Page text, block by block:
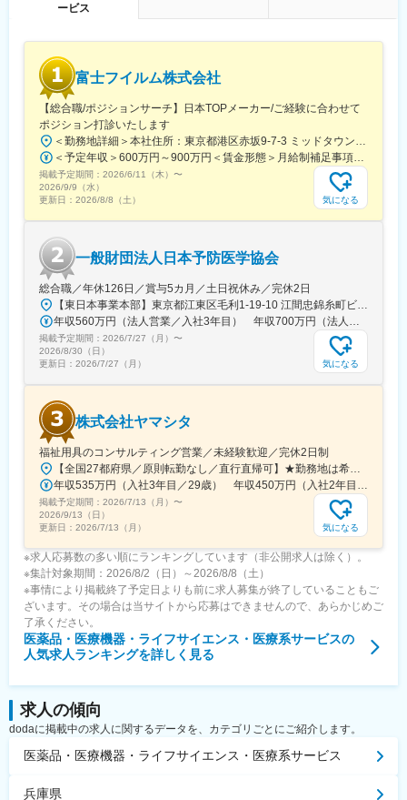
ービス
富士フイルム株式会社
【総合職/ポジションサーチ】日本TOPメーカー/ご経験に合わせて
ポジション打診いたします
＜勤務地詳細＞本社住所：東京都港区赤坂9-7-3 ミッドタウン・ウェスト勤務地最寄駅：東京メトロ日比谷線／都営大江戸線／六本木駅受動喫煙対策：敷地内全面禁煙
＜予定年収＞600万円～900万円＜賃金形態＞月給制補足事項なし＜賃金内訳＞月額（基本給）：300,000円～500,000円＜月給＞300,000円～500,000円＜昇給有無＞有＜残業手当＞有賃金はあくまでも目安の金額であり、選考を通じて上下する可能性があります。月給(月額)は固定手当を含めた表記です。
掲載予定期間： 2026/6/11（木） 〜
2026/9/9（水）
更新日： 2026/8/8（土） 気になる
一般財団法人日本予防医学協会
総合職／年休126日／賞与5カ月／土日祝休み／完休2日
【東日本事業本部】東京都江東区毛利1-19-10 江間忠錦糸町ビル※訪問先からの直行直帰が可能です！＜アクセス＞・JR総武線（快速・各駅停車）／東京メトロ半蔵門線 錦糸町駅より徒歩5分・東京メトロ半蔵門線／都営新宿線 住吉駅より徒歩5分※受動喫煙対策:屋内全面禁煙
年収560万円（法人営業／入社3年目） 年収700万円（法人営業・チームリーダー／入社5年目）
掲載予定期間： 2026/7/27（月） 〜
2026/8/30（日）
更新日： 2026/7/27（月） 気になる
株式会社ヤマシタ
福祉用具のコンサルティング営業／未経験歓迎／完休2日制
【全国27都府県／原則転勤なし／直行直帰可】★勤務地は希望を考慮★拠点により車通勤OK※充足状況により、ご希望の勤務地での募集が終了している場合があります。※転居を伴う転勤の有無は、半年ごとに希望を伺い、選択いただけます。■東北■・宮城県（仙台市）■関東■・東京都（東京23区など）・神奈川県（横浜市など）・埼玉県（さいたま市など）・千葉県（千葉市など）・茨城県（水戸市）・栃木県（宇都宮市／足利市）・群馬県（前橋市）■東海■・愛知県（名古屋市／豊田市／豊橋市／小牧市）・静岡県（静岡市／浜松市／沼津市／焼津市／富士市）・岐阜県（岐阜市）・三重県（四日市市）■信越・北陸■・長野県（長野市）・山梨県（甲府市）・石川県（金沢市）・富山県（富山市）・福井県（福井市）■関西■・大阪府・兵庫県（神戸市／尼崎市／姫路市）・京都府（京都市）・奈良県（奈良市／天理市）・滋賀県（大津市／彦根市）・和歌山県（和歌山市／田辺市）■中国■・広島県（広島市）・岡山県（岡山市）■四国■・香川県（高松市）■九州■・福岡県（福岡市）
年収535万円（入社3年目／29歳） 年収450万円（入社2年目／26歳）
掲載予定期間： 2026/7/13（月） 〜
2026/9/13（日）
更新日： 2026/7/13（月） 気になる
※求人応募数の多い順にランキングしています（非公開求人は除く）。
※集計対象期間：2026/8/2（日）～2026/8/8（土）
※事情により掲載終了予定日よりも前に求人募集が終了していることもご
ざいます。その場合は当サイトから応募はできませんので、あらかじめご
了承ください。
医薬品・医療機器・ライフサイエンス・医療系サービスの
人気求人ランキングを詳しく見る
求人の傾向
dodaに掲載中の求人に関するデータを、カテゴリごとにご紹介します。
医薬品・医療機器・ライフサイエンス・医療系サービス
兵庫県